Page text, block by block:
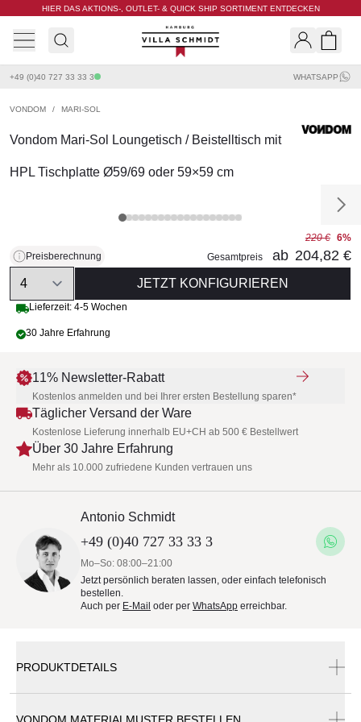
HIER DAS AKTIONS-, OUTLET- & QUICK SHIP SORTIMENT ENTDECKEN
Villa Schmidt
+49 (0)40 727 33 33 3 WHATSAPP
VONDOM / MARI-SOL
Vondom Mari-Sol Loungetisch / Beistelltisch mit
HPL Tischplatte Ø59/69 oder 59×59 cm
Preisberechnung
220 € 6%
Gesamtpreis
ab 204,82 €
Quantity
JETZT KONFIGURIEREN
Lieferzeit: 4-5 Wochen
30 Jahre Erfahrung
11% Newsletter-Rabatt
Kostenlos anmelden und bei Ihrer ersten Bestellung sparen*
Täglicher Versand der Ware
Kostenlose Lieferung innerhalb EU+CH ab 500 € Bestellwert
Über 30 Jahre Erfahrung
Mehr als 10.000 zufriedene Kunden vertrauen uns
Antonio Schmidt
+49 (0)40 727 33 33 3
Mo–So: 08:00–21:00
Jetzt persönlich beraten lassen, oder einfach telefonisch
bestellen.
Auch per E-Mail oder per WhatsApp erreichbar.
PRODUKTDETAILS
VONDOM MATERIALMUSTER BESTELLEN